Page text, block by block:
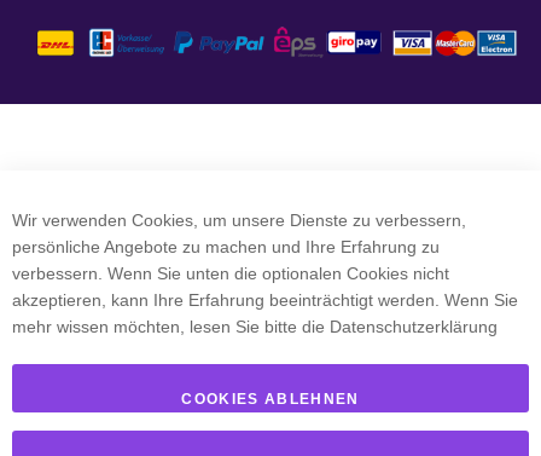
Wir verwenden Cookies, um unsere Dienste zu verbessern,
persönliche Angebote zu machen und Ihre Erfahrung zu
verbessern. Wenn Sie unten die optionalen Cookies nicht
akzeptieren, kann Ihre Erfahrung beeinträchtigt werden. Wenn Sie
mehr wissen möchten, lesen Sie bitte die Datenschutzerklärung
COOKIES ABLEHNEN